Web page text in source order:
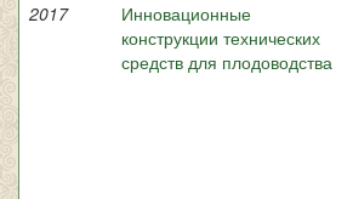
2017
Инновационные
конструкции технических
средств для плодоводства